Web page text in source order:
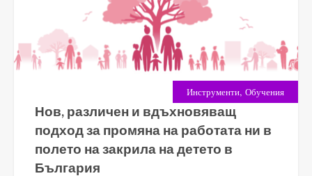
Инструменти, Обучения
Нов, различен и вдъхновяващ
подход за промяна на работата ни в
полето на закрила на детето в
България